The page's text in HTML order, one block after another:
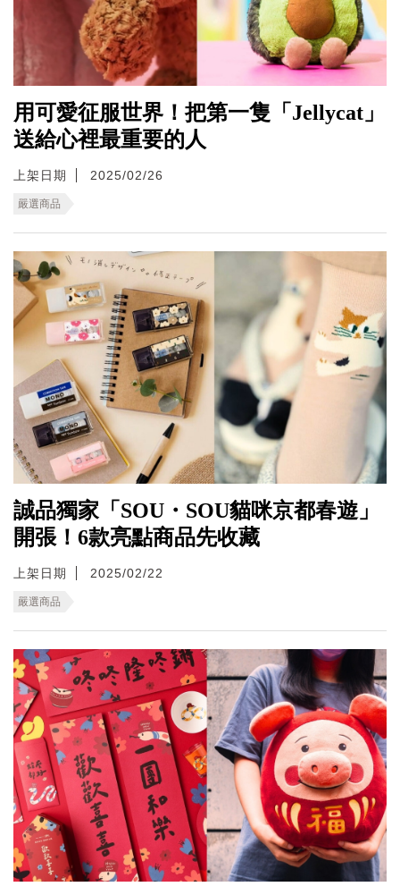
用可愛征服世界！把第一隻「Jellycat」
送給心裡最重要的人
上架日期 2025/02/26
嚴選商品
誠品獨家「SOU・SOU貓咪京都春遊」
開張！6款亮點商品先收藏
上架日期 2025/02/22
嚴選商品